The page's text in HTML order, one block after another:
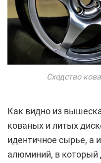
Сходство
Как видно из
кованых и литых
идентичное сырье, а
алюминий, в который